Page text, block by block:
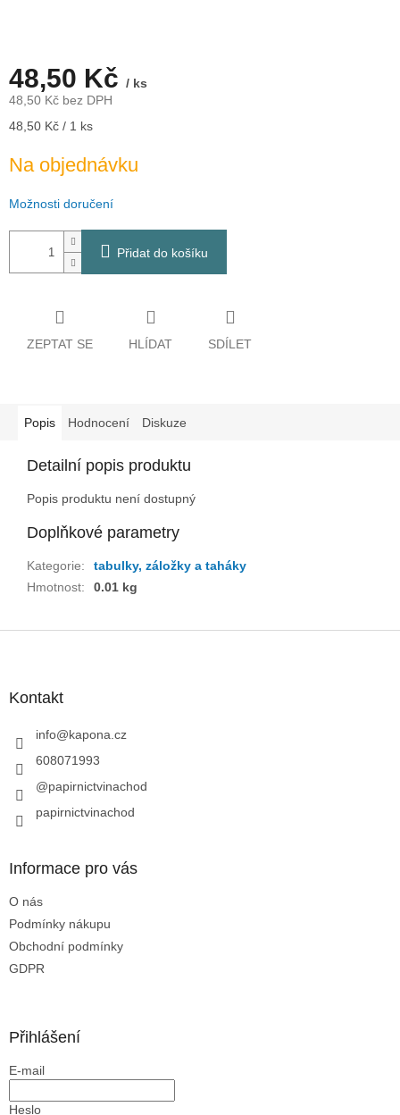
48,50 Kč / ks
48,50 Kč bez DPH
Měrná
48,50 Kč / 1 ks
Na objednávku
Možnosti doručení
Přidat do košíku
ZEPTAT SE HLÍDAT SDÍLET
Popis Hodnocení Diskuze
Detailní popis produktu
Popis produktu není dostupný
Doplňkové parametry
Kategorie:
tabulky, záložky a taháky
Hmotnost: 0.01 kg
Kontakt
info@kapona.cz
608071993
@papirnictvinachod
papirnictvinachod
Informace pro vás
O nás
Podmínky nákupu
Obchodní podmínky
GDPR
Přihlášení
E-mail
Heslo